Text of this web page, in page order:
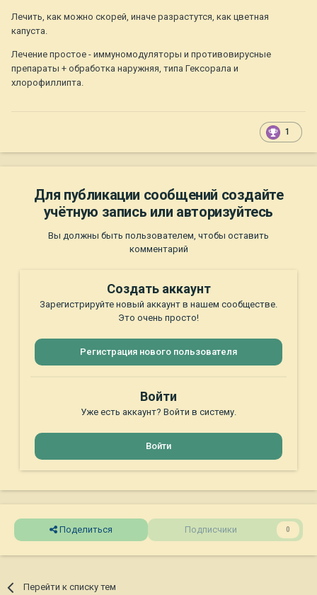
Лечить, как можно скорей, иначе разрастутся, как цветная
капуста.
Лечение простое - иммуномодуляторы и противовирусные
препараты + обработка наружняя, типа Гексорала и
хлорофиллипта.
1
Для публикации сообщений создайте
учётную запись или авторизуйтесь
Вы должны быть пользователем, чтобы оставить
комментарий
Создать аккаунт
Зарегистрируйте новый аккаунт в нашем сообществе.
Это очень просто!
Регистрация нового пользователя
Войти
Уже есть аккаунт? Войти в систему.
Войти
Поделиться Подписчики 0
Перейти к списку тем